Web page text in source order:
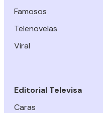
Famosos
Telenovelas
Viral
Editorial Televisa
Caras